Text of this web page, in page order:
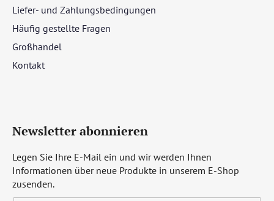
Liefer- und Zahlungsbedingungen
Häufig gestellte Fragen
Großhandel
Kontakt
Newsletter abonnieren
Legen Sie Ihre E-Mail ein und wir werden Ihnen
Informationen über neue Produkte in unserem E-Shop
zusenden.